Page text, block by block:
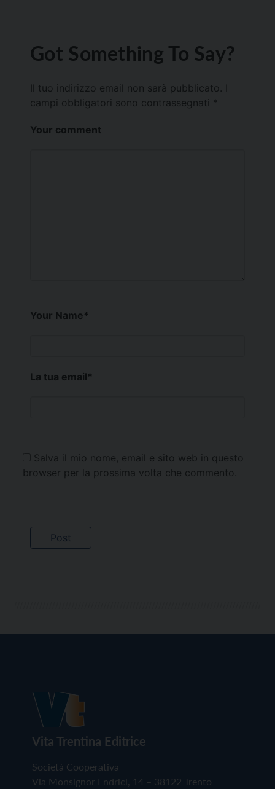
Got Something To Say?
Il tuo indirizzo email non sarà pubblicato.
campi obbligatori sono contrassegnati *
Your comment
Your Name*
La tua email*
Salva il mio nome, email e sito web in questo
browser per la prossima volta che commento.
Vita Trentina Editrice
Società Cooperativa
Via Monsignor Endrici, 14 – 38122 Trento